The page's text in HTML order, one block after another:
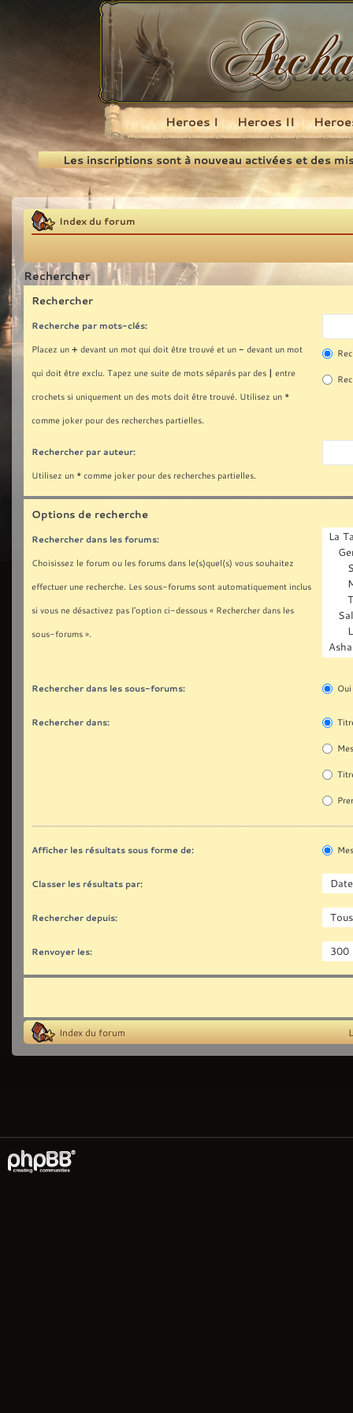
Recherche
Heroes I Heroes II
Les inscriptions sont à nouveau activées et des
Index du forum
Rechercher
Rechercher
Recherche par mots-clés:
Placez un + devant un mot qui doit être trouvé et un - devant un mot
qui doit être exclu. Tapez une suite de mots séparés par des | entre
crochets si uniquement un des mots doit être trouvé. Utilisez un *
comme joker pour des recherches partielles.
Rechercher par auteur:
Utilisez un * comme joker pour des recherches partielles.
Options de recherche
Rechercher dans les forums:
Choisissez le forum ou les forums dans le(s)quel(s) vous souhaitez
effectuer une recherche. Les sous-forums sont automatiquement inclus
si vous ne désactivez pas l’option ci-dessous « Rechercher dans les
sous-forums ».
Rechercher dans les sous-forums: Oui
Rechercher dans:
Afficher les résultats sous forme de:
Classer les résultats par:
Rechercher depuis:
Renvoyer les:
Index du forum